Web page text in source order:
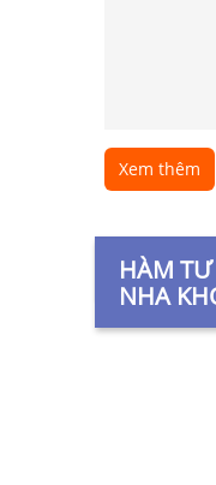
Xem thêm
HÀM
NHA